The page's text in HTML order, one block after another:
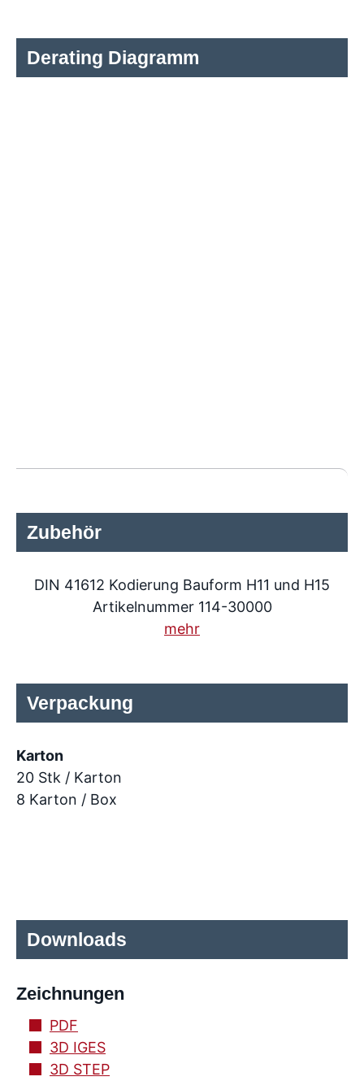
Derating Diagramm
Zubehör
DIN 41612 Kodierung Bauform H11 und H15
Artikelnummer 114-30000
mehr
Verpackung
Karton
20 Stk / Karton
8 Karton / Box
Downloads
Zeichnungen
PDF
3D IGES
3D STEP